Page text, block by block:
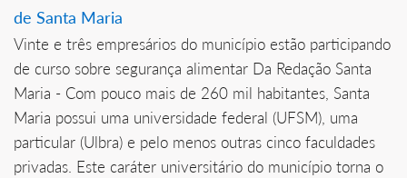
de Santa Maria
Vinte e três empresários do município estão participando
de curso sobre segurança alimentar Da Redação Santa
Maria - Com pouco mais de 260 mil habitantes, Santa
Maria possui uma universidade federal (UFSM), uma
particular (Ulbra) e pelo menos outras cinco faculdades
privadas. Este caráter universitário do município torna o